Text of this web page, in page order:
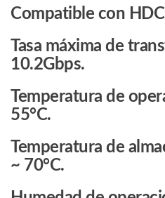
Compatible con
Tasa máxima de
10.2Gbps.
Temperatura de
55°C.
Temperatura de
~ 70°C.